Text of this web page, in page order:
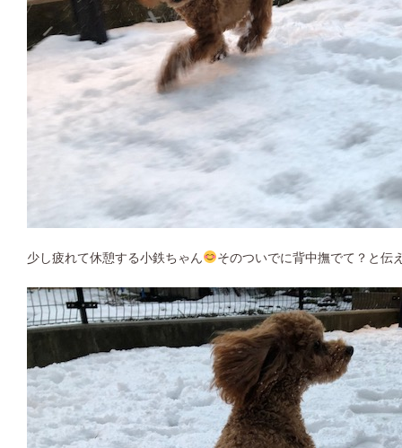
少し疲れて休憩する小鉄ちゃん そのついでに背中撫でて？と伝